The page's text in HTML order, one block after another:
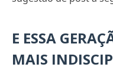
E ESSA
MAIS